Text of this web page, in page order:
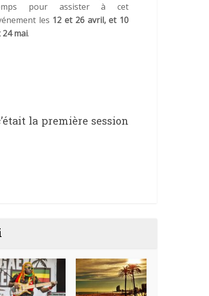
pour assister à cet
les 12 et 26 avril,et 10
24mai.
la première session